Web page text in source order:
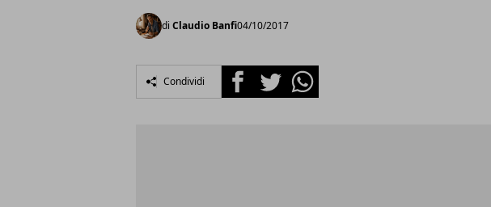
di Claudio Banfi04/10/2017
Condividi FacebookTwitterWhatsapp